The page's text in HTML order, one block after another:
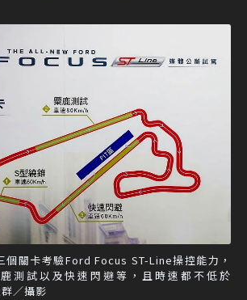
個關卡考驗Ford Focus ST-Line操控能力，
測試以及快速閃避等，且時速都不低於
／攝影